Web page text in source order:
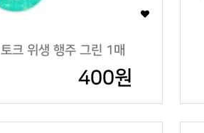
토크 위생 행주 그린 1매
400원